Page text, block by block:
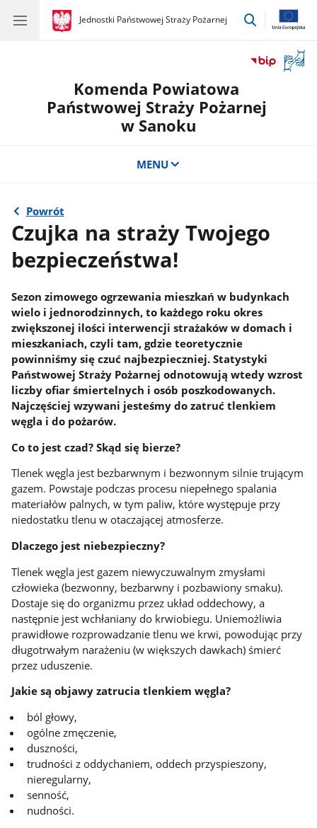
gov.pl
Jednostki Państwowej Straży Pożarnej
gov.pl
Jednostki
przejdź
okno
Komenda Powiatowa
Państwowej Straży Pożarnej
w Sanoku
MENU
Powrót
Czujka na straży Twojego
bezpieczeństwa!
Sezon zimowego ogrzewania mieszkań w budynkach
wielo i jednorodzinnych, to każdego roku okres
zwiększonej ilości interwencji strażaków w domach i
mieszkaniach, czyli tam, gdzie teoretycznie
powinniśmy się czuć najbezpieczniej. Statystyki
Państwowej Straży Pożarnej odnotowują wtedy wzrost
liczby ofiar śmiertelnych i osób poszkodowanych.
Najczęściej wzywani jesteśmy do zatruć tlenkiem
węgla i do pożarów.
Co to jest czad? Skąd się bierze?
Tlenek węgla jest bezbarwnym i bezwonnym silnie trującym
gazem. Powstaje podczas procesu niepełnego spalania
materiałów palnych, w tym paliw, które występuje przy
niedostatku tlenu w otaczającej atmosferze.
Dlaczego jest niebezpieczny?
Tlenek węgla jest gazem niewyczuwalnym zmysłami
człowieka (bezwonny, bezbarwny i pozbawiony smaku).
Dostaje się do organizmu przez układ oddechowy, a
następnie jest wchłaniany do krwiobiegu. Uniemożliwia
prawidłowe rozprowadzanie tlenu we krwi, powodując przy
długotrwałym narażeniu (w większych dawkach) śmierć
przez uduszenie.
Jakie są objawy zatrucia tlenkiem węgla?
ból głowy,
ogólne zmęczenie,
duszności,
trudności z oddychaniem, oddech przyspieszony,
nieregularny,
senność,
nudności.